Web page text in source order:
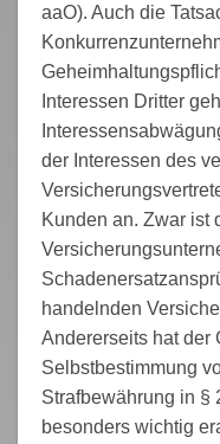
aaO). Auch die
Interessen Dritter
der Interessen des
Kunden an. Zwar ist
handelnden
Andererseits hat der
Selbstbestimmung
Strafbewährung in §
besonders wichtig